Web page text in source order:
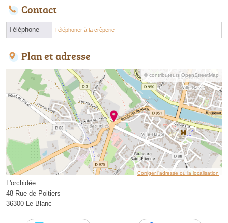
Contact
Téléphone Téléphoner à la crêperie
Plan et adresse
© contributeurs OpenStreetMap
Corriger l’adresse ou la localisation
L'orchidée
48 Rue de Poitiers
36300 Le Blanc